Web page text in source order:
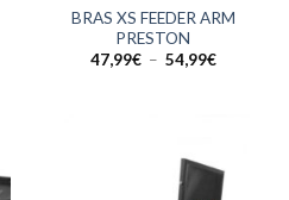
BRAS XS FEEDER ARM
PRESTON
47,99€ – 54,99€Plage